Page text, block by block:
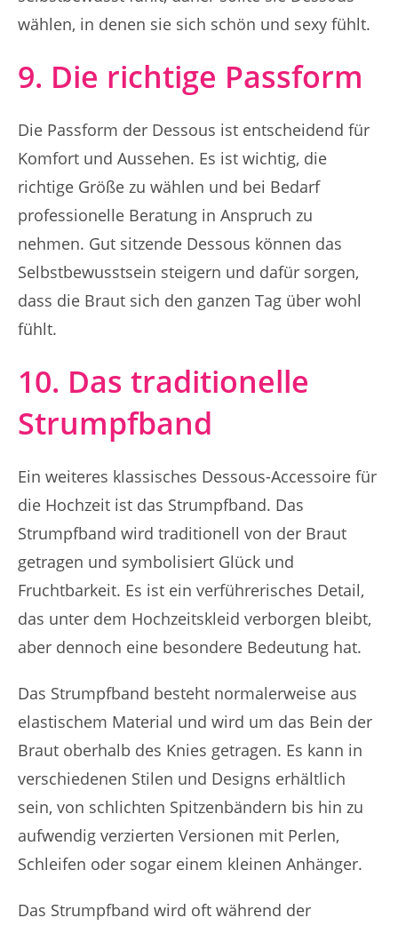
wählen, in denen sie sich schön und sexy fühlt.
9. Die richtige Passform
Die Passform der Dessous ist entscheidend für
Komfort und Aussehen. Es ist wichtig, die
richtige Größe zu wählen und bei Bedarf
professionelle Beratung in Anspruch zu
nehmen. Gut sitzende Dessous können das
Selbstbewusstsein steigern und dafür sorgen,
dass die Braut sich den ganzen Tag über wohl
fühlt.
10. Das traditionelle
Strumpfband
Ein weiteres klassisches Dessous-Accessoire für
die Hochzeit ist das Strumpfband. Das
Strumpfband wird traditionell von der Braut
getragen und symbolisiert Glück und
Fruchtbarkeit. Es ist ein verführerisches Detail,
das unter dem Hochzeitskleid verborgen bleibt,
aber dennoch eine besondere Bedeutung hat.
Das Strumpfband besteht normalerweise aus
elastischem Material und wird um das Bein der
Braut oberhalb des Knies getragen. Es kann in
verschiedenen Stilen und Designs erhältlich
sein, von schlichten Spitzenbändern bis hin zu
aufwendig verzierten Versionen mit Perlen,
Schleifen oder sogar einem kleinen Anhänger.
Das Strumpfband wird oft während der